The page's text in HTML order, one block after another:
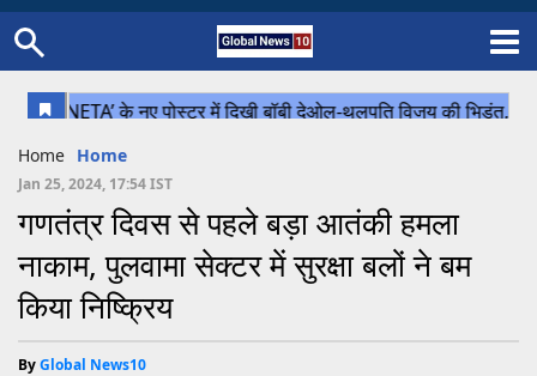
Uttar Pradesh
Chhattisgarh
Bihar
Uttrakhand
Cricket
Football
Home Home
Jan 25, 2024, 17:54 IST
गणतंत्र दिवस से पहले बड़ा आतंकी हमला
नाकाम, पुलवामा सेक्‍टर में सुरक्षा बलों ने बम
किया निष्‍क्रिय
ByGlobal News10